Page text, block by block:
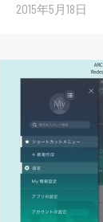
2015年5月18日